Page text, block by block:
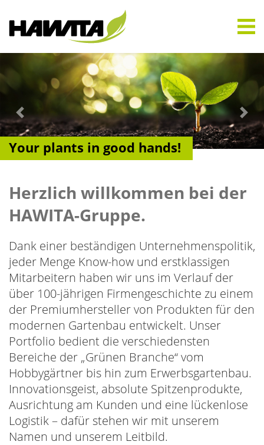
Your plants in good hands!
Previous
Herzlich willkommen bei der
HAWITA-Gruppe.
Dank einer beständigen Unternehmenspolitik,
jeder Menge Know-how und erstklassigen
Mitarbeitern haben wir uns im Verlauf der
über 100-jährigen Firmengeschichte zu einem
der Premiumhersteller von Produkten für den
modernen Gartenbau entwickelt. Unser
Portfolio bedient die verschiedensten
Bereiche der „Grünen Branche“ vom
Hobbygärtner bis hin zum Erwerbsgartenbau.
Innovationsgeist, absolute Spitzenprodukte,
Ausrichtung am Kunden und eine lückenlose
Logistik – dafür stehen wir mit unserem
Namen und unserem Leitbild.